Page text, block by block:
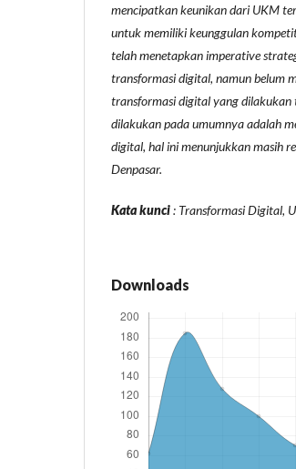
mencipatkan keunikan dari UKM
untuk memiliki keunggulan
telah menetapkan imperative
transformasi digital, namun belum
transformasi digital yang
dilakukan pada umumnya adalah
digital, hal ini menunjukkan masih
Denpasar.
Kata kunci: Transformasi Digital,
Downloads